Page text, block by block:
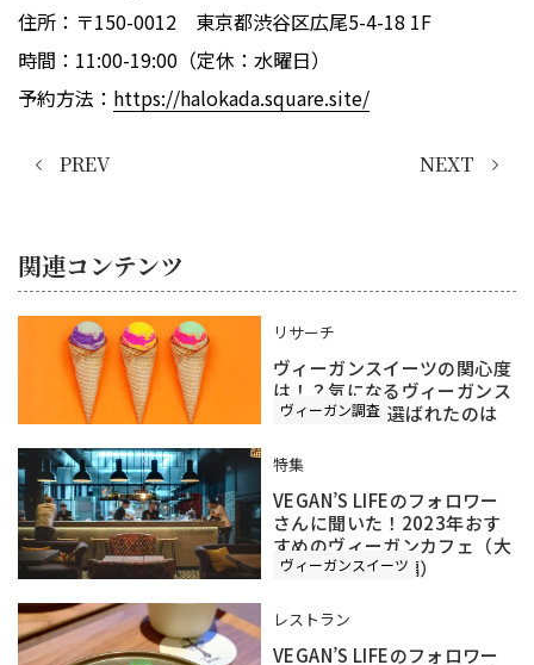
住所：〒150-0012 東京都渋谷区広尾5-4-18 1F
時間：11:00-19:00（定休：水曜日）
予約方法： https://halokada.square.site/
PREV NEXT
関連コンテンツ
リサーチ
ヴィーガンスイーツの関心度
は！？気になるヴィーガンス
イーツNo.1に選ばれたのは
ヴィーガン調査
特集
VEGAN’S LIFEのフォロワー
さんに聞いた！2023年おす
すめのヴィーガンカフェ（大
阪・兵庫・京都編）
ヴィーガンスイーツ
レストラン
VEGAN’S LIFEのフォロワー